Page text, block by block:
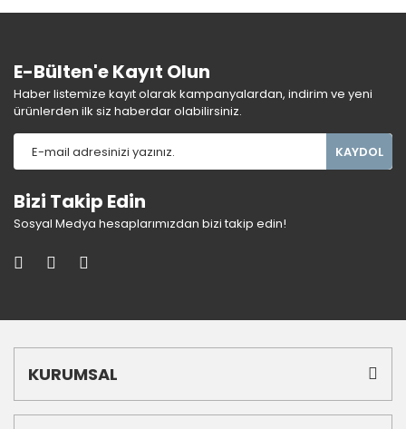
E-Bülten'e Kayıt Olun
Haber listemize kayıt olarak kampanyalardan, indirim ve yeni
ürünlerden ilk siz haberdar olabilirsiniz.
KAYDOL
Bizi Takip Edin
Sosyal Medya hesaplarımızdan bizi takip edin!
KURUMSAL